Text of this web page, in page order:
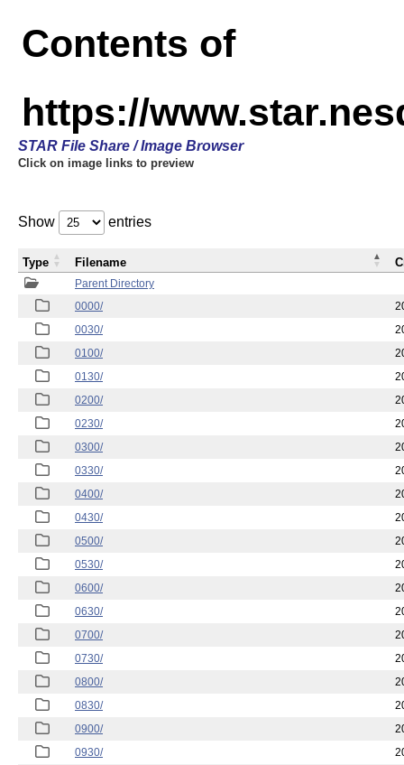
Contents of
https://
STAR File Share / Image Browser
Click on image links to preview
Show entries
Parent Directory
0000/
0030/
0100/
0130/
0200/
0230/
0300/
0330/
0400/
0430/
0500/
0530/
0600/
0630/
0700/
0730/
0800/
0830/
0900/
0930/
Type Filename